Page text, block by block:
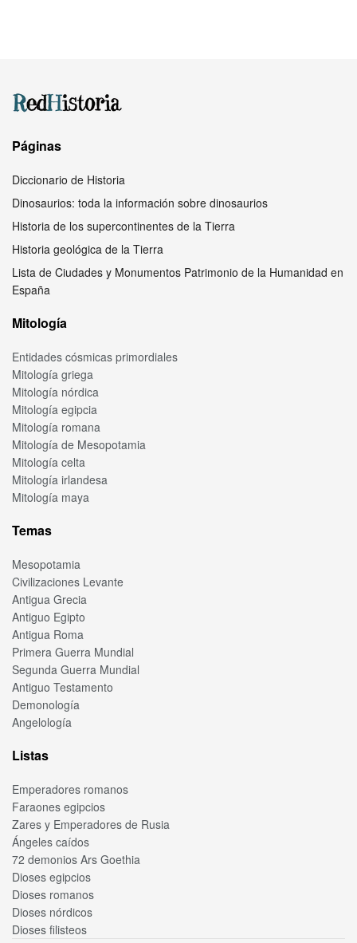
Páginas
Diccionario de Historia
Dinosaurios: toda la información sobre dinosaurios
Historia de los supercontinentes de la Tierra
Historia geológica de la Tierra
Lista de Ciudades y Monumentos Patrimonio de la Humanidad en
España
Mitología
Entidades cósmicas primordiales
Mitología griega
Mitología nórdica
Mitología egipcia
Mitología romana
Mitología de Mesopotamia
Mitología celta
Mitología irlandesa
Mitología maya
Temas
Mesopotamia
Civilizaciones Levante
Antigua Grecia
Antiguo Egipto
Antigua Roma
Primera Guerra Mundial
Segunda Guerra Mundial
Antiguo Testamento
Demonología
Angelología
Listas
Emperadores romanos
Faraones egipcios
Zares y Emperadores de Rusia
Ángeles caídos
72 demonios Ars Goethia
Dioses egipcios
Dioses romanos
Dioses nórdicos
Dioses filisteos